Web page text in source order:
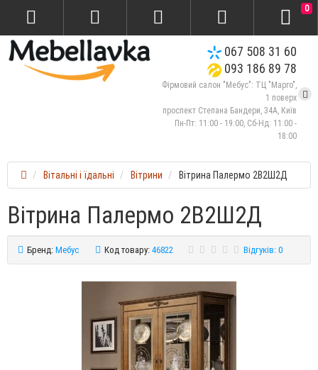
067 508 31 60
093 186 89 78
Фірмовий салон "Мебус": ТЦ "Марго",
1 поверх
проспект Степана Бандери, 34А, Київ
Пн-Пт: 11:00 - 19:00, Сб-Нд: 11:00 -
18:00
0
Вітальні і їдальні Вітрини Вітрина Палермо 2В2Ш2Д
Вітрина Палермо 2В2Ш2Д
Бренд:Мебус Код товару:46822 Відгуків: 0